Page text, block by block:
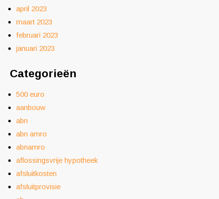
april 2023
maart 2023
februari 2023
januari 2023
Categorieën
500 euro
aanbouw
abn
abn amro
abnamro
aflossingsvrije hypotheek
afsluitkosten
afsluitprovisie